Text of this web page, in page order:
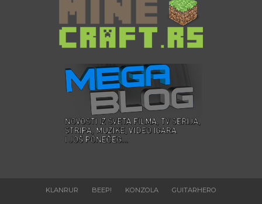
KLANRUR BEEP! KONZOLA GUITARHERO